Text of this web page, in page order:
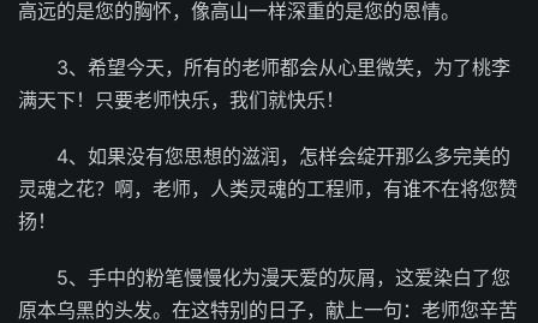
高远的是您的胸怀，像高山一样深重的是您的恩情。
3、希望今天，所有的老师都会从心里微笑，为了桃李
满天下！只要老师快乐，我们就快乐！
4、如果没有您思想的滋润，怎样会绽开那么多完美的
灵魂之花？啊，老师，人类灵魂的工程师，有谁不在将您赞
扬！
5、手中的粉笔慢慢化为漫天爱的灰屑，这爱染白了您
原本乌黑的头发。在这特别的日子，献上一句：老师您辛苦